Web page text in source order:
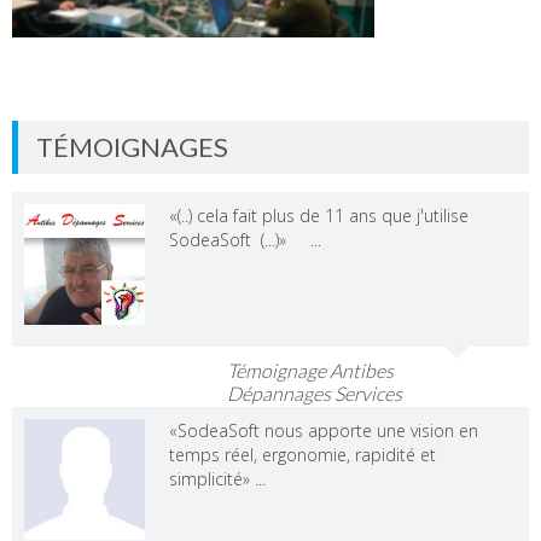
TÉMOIGNAGES
«(..) cela fait plus de 11 ans que j'utilise
SodeaSoft (...)» ...
Témoignage Antibes
Dépannages Services
«SodeaSoft nous apporte une vision en
temps réel, ergonomie, rapidité et
simplicité» ...